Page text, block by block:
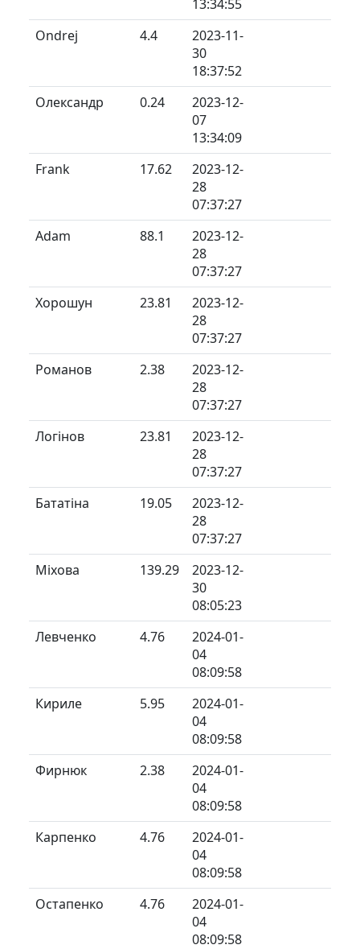
13:34:55
Ondrej
4.4
2023-11-
30
18:37:52
Олександр
0.24
2023-12-
07
13:34:09
Frank
17.62
2023-12-
28
07:37:27
Adam
88.1
2023-12-
28
07:37:27
Хорошун
23.81
2023-12-
28
07:37:27
Романов
2.38
2023-12-
28
07:37:27
Логінов
23.81
2023-12-
28
07:37:27
Бататіна
19.05
2023-12-
28
07:37:27
Міхова
139.29
2023-12-
30
08:05:23
Левченко
4.76
2024-01-
04
08:09:58
Кириле
5.95
2024-01-
04
08:09:58
Фирнюк
2.38
2024-01-
04
08:09:58
Карпенко
4.76
2024-01-
04
08:09:58
Остапенко
4.76
2024-01-
04
08:09:58